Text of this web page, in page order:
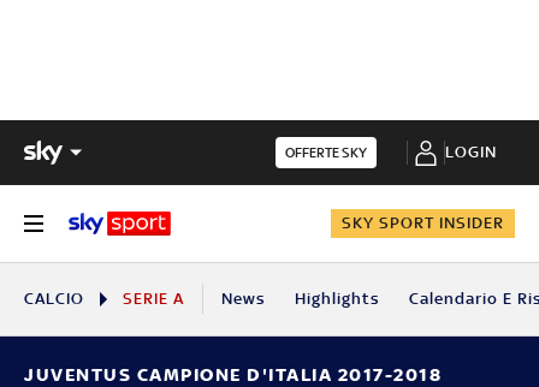
OFFERTE SKY LOGIN
SKY SPORT INSIDER
CALCIO SERIE A News Highlights Calendario E
JUVENTUS CAMPIONE D'ITALIA 2017-2018